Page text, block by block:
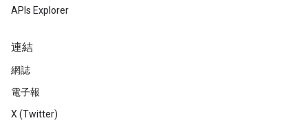
APIs Explorer
連結
網誌
電子報
X (Twitter)